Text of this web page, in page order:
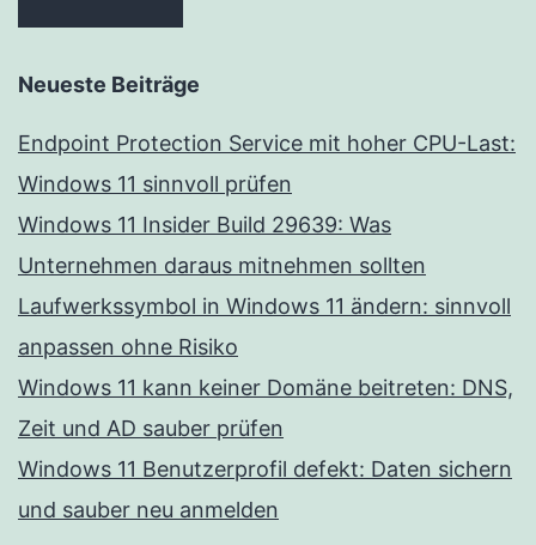
Neueste Beiträge
Endpoint Protection Service mit hoher CPU-Last:
Windows 11 sinnvoll prüfen
Windows 11 Insider Build 29639: Was
Unternehmen daraus mitnehmen sollten
Laufwerkssymbol in Windows 11 ändern: sinnvoll
anpassen ohne Risiko
Windows 11 kann keiner Domäne beitreten: DNS,
Zeit und AD sauber prüfen
Windows 11 Benutzerprofil defekt: Daten sichern
und sauber neu anmelden